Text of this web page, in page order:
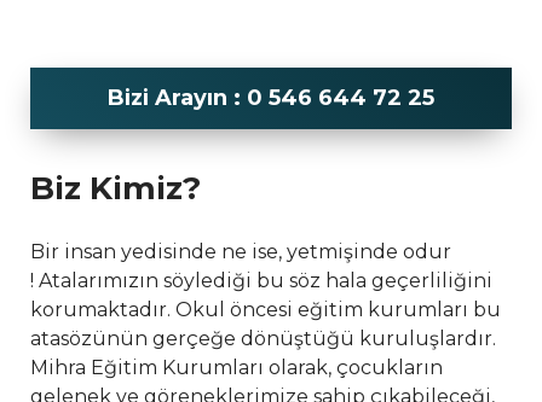
Bizi Arayın : 0 546 644 72 25
Biz Kimiz?
Bir insan yedisinde ne ise, yetmişinde odur
! Atalarımızın söylediği bu söz hala geçerliliğini
korumaktadır. Okul öncesi eğitim kurumları bu
atasözünün gerçeğe dönüştüğü kuruluşlardır.
Mihra Eğitim Kurumları olarak, çocukların
gelenek ve göreneklerimize sahip çıkabileceği,